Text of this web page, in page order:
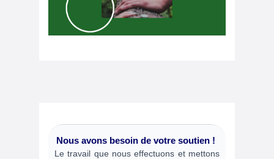
Nous avons besoin de votre soutien !
Le travail que nous effectuons et mettons